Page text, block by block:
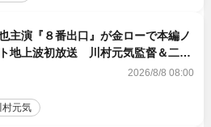
主演『８番出口』が金ローで本編ノ
地上波初放送 川村元気監督＆二宮
到着
2026/8/8 08:00
村元気